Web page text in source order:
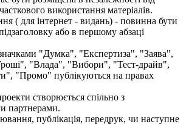
використання матеріалів.
( для інтернет - видань) - повинна бути
або в першому абзаці
"Думка", "Експертиза", "Заява",
"Влада", "Вибори", "Тест-драйв",
"Промо" публікуються на правах
створюється спільно з
партнерами.
публікація, передрук, чи наступне